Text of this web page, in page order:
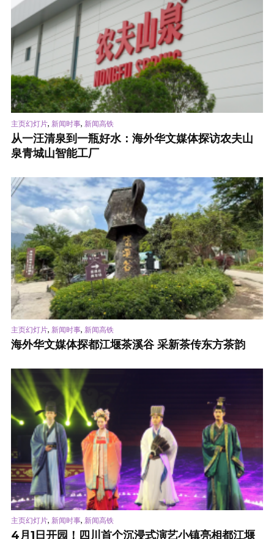
主页幻灯片, 新闻时事, 新闻高铁
从一汪清泉到一瓶好水：海外华文媒体探访农夫山
泉青城山智能工厂
主页幻灯片, 新闻时事, 新闻高铁
海外华文媒体探都江堰茶溪谷 采新茶传东方茶韵
主页幻灯片, 新闻时事, 新闻高铁
4月1日开园！四川首个沉浸式演艺小镇亮相都江堰